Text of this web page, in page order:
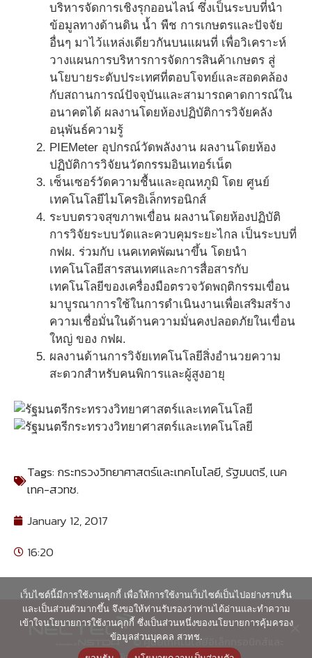
บริหารจัดการเชิงรุกออนไลน์ ซึ่งเป็นระบบที่นำ
ข้อมูลทางด้านดิน น้ำ พืช การเกษตรและปัจจัย
อื่นๆ มาไว้แหล่งเดียวกันบนแผนที่ เพื่อวิเคราะห์
วางแผนการบริหารการจัดการสินค้าเกษตร สู่
นโยบายระดับประเทศที่ตอบโจทย์และสอดคล้อง
กับสถานการณ์ปัจจุบันและสามารถคาดการณ์ใน
อนาคตได้ ผลงานโดยห้องปฏิบัติการวิจัยคลัง
อนุพันธ์ความรู้
PIEMeter อุปกรณ์วัดพลังงาน ผลงานโดยห้อง
ปฏิบัติการวิจัยนวัตกรรมอินเทอร์เน็ต
เซ็นเซอร์วัดความชื้นและอุณหภูมิ โดย ศูนย์
เทคโนโลยีไมโครอิเล็กทรอนิกส์
ระบบตรวจสุขภาพเขื่อน ผลงานโดยห้องปฏิบัติ
การวิจัยระบบวัดและควบคุมระยะไกล เป็นระบบที่
กฟผ. ร่วมกับ เนคเทคพัฒนาขึ้น โดยนำ
เทคโนโลยีสารสนเทศและการสื่อสารกับ
เทคโนโลยีของเครื่องมือตรวจวัดพฤติกรรมเขื่อน
มาบูรณาการใช้ในการดำเนินงานเพื่อเสริมสร้าง
ความเชื่อมั่นในด้านความมั่นคงปลอดภัยในเขื่อน
ใหญ่ ของ กฟผ.
ผลงานด้านการวิจัยเทคโนโลยีสิ่งอำนวยความ
สะดวกสำหรับคนพิการและผู้สูงอายุ
Tags:กระทรวงวิทยาศาสตร์และเทคโนโลยี,รัฐมนตรี,เนค
เทค-สวทช.
January 12, 2017
16:20
© ศูนย์เทคโนโลยีอิเล็กทรอนิกส์และ
เว็บไซต์นี้มีการใช้งานคุกกี้ เพื่อให้การใช้งานเว็บไซต์เป็นไปอย่างราบรื่น
และเป็นส่วนตัวมากขึ้น จึงขอให้ท่านรับรองว่าท่านได้อ่านและทำความ
เข้าใจนโยบายการใช้งานคุกกี้ ซึ่งเป็นส่วนหนึ่งของนโยบายการคุ้มครอง
ข้อมูลส่วนบุคคล สวทช.